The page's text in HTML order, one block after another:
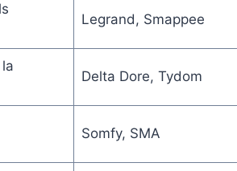
Legrand, Smappee
Delta Dore, Tydom
Somfy, SMA